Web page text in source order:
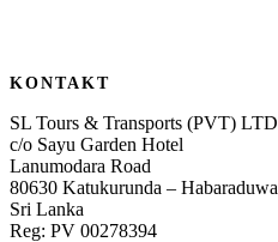
KONTAKT
SL Tours & Transports (PVT) LTD
c/o Sayu Garden Hotel
Lanumodara Road
80630 Katukurunda – Habaraduwa
Sri Lanka
Reg: PV 00278394